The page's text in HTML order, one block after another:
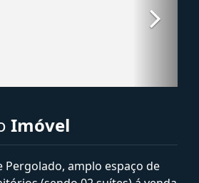
Imóvel
Pergolado, amplo espaço de